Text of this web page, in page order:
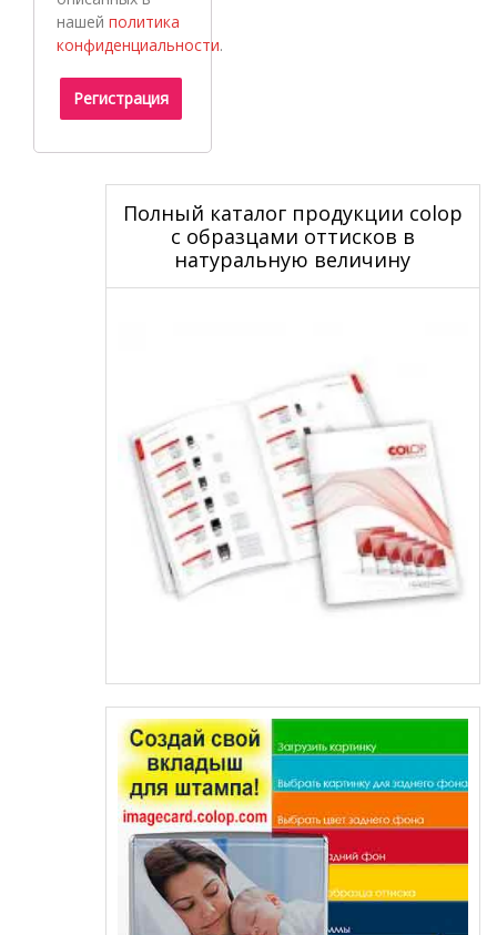
нашей политика
конфиденциальности.
Регистрация
Полный каталог продукции colop
с образцами оттисков в
натуральную величину